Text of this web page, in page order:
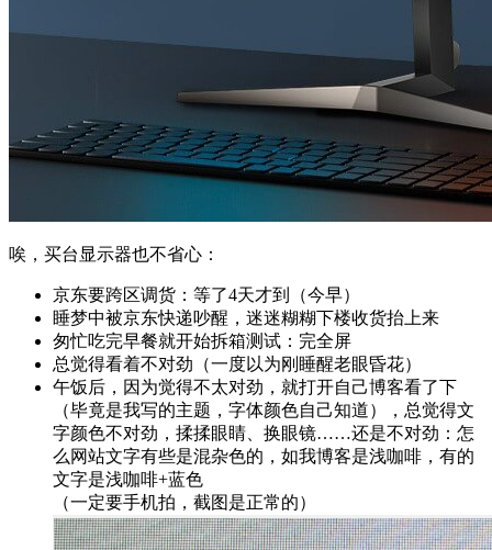
唉，买台显示器也不省心：
京东要跨区调货：等了4天才到（今早）
睡梦中被京东快递吵醒，迷迷糊糊下楼收货抬上来
匆忙吃完早餐就开始拆箱测试：完全屏
总觉得看着不对劲（一度以为刚睡醒老眼昏花）
午饭后，因为觉得不太对劲，就打开自己博客看了下
（毕竟是我写的主题，字体颜色自己知道），总觉得文
字颜色不对劲，揉揉眼睛、换眼镜……还是不对劲：怎
么网站文字有些是混杂色的，如我博客是浅咖啡，有的
文字是浅咖啡+蓝色
（一定要手机拍，截图是正常的）